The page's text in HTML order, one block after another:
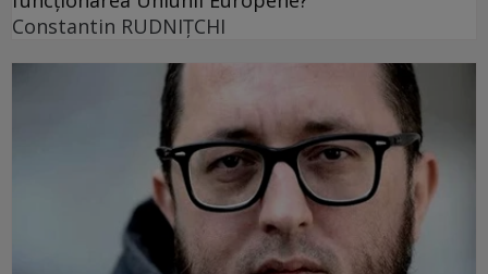
Constantin RUDNIŢCHI